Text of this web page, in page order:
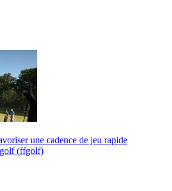
une cadence de jeu rapide
golf (ffgolf)